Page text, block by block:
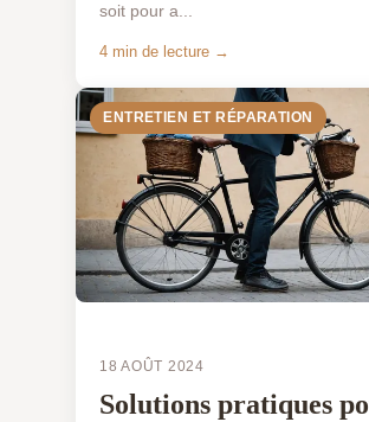
soit pour a...
4 min de lecture →
ENTRETIEN ET RÉPARATION
18 AOÛT 2024
Solutions pratiques